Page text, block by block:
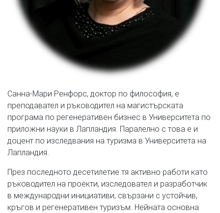
Санна-Мари Ренфорс, доктор по философия, е
преподавател и ръководител на магистърската
програма по регенеративен бизнес в Университета по
приложни науки в Лапландия. Паралелно с това е и
доцент по изследвания на туризма в Университета на
Лапландия.
През последното десетилетие тя активно работи като
ръководител на проекти, изследовател и разработчик
в международни инициативи, свързани с устойчив,
кръгов и регенеративен туризъм. Нейната основна